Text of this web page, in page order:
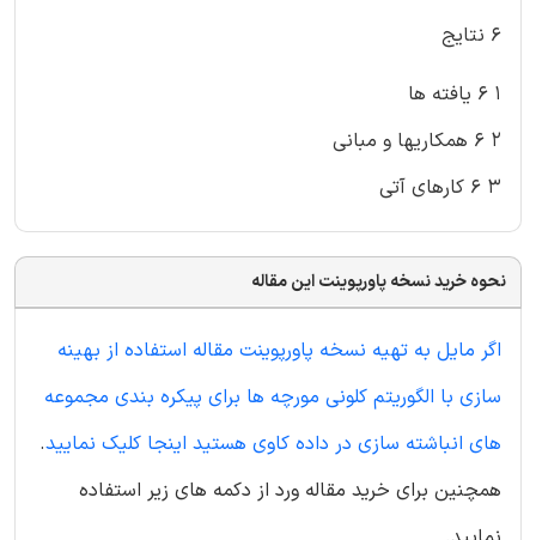
۶ نتایج
۱ ۶ یافته ها
۲ ۶ همکاریها و مبانی
۳ ۶ کارهای آتی
نحوه خرید نسخه پاورپوینت این مقاله
اگر مایل به تهیه نسخه پاورپوینت مقاله استفاده از بهینه
سازی با الگوریتم کلونی مورچه ها برای پیکره بندی مجموعه
های انباشته سازی در داده کاوی هستید اینجا کلیک نمایید.
همچنین برای خرید مقاله ورد از دکمه های زیر استفاده